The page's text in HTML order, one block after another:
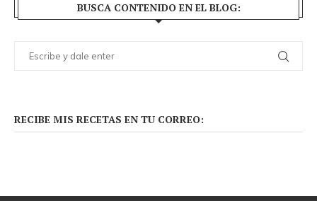
BUSCA CONTENIDO EN EL BLOG:
RECIBE MIS RECETAS EN TU CORREO: